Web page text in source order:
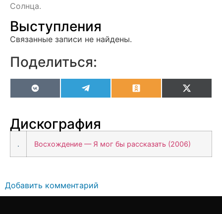
Солнца.
Выступления
Связанные записи не найдены.
Поделиться:
VK OdnoklassnikiX
Дискография
Восхождение — Я мог бы рассказать (2006)
Добавить комментарий